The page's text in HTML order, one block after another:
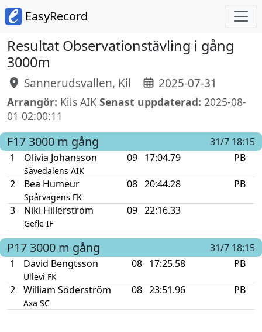
EasyRecord
Resultat Observationstävling i gång
3000m
Sannerudsvallen, Kil 2025-07-31
Arrangör: Kils AIK Senast uppdaterad: 2025-08-
01 02:00:11
F17 3000 m gång
31/7 18:15
1
Olivia Johansson
Sävedalens AIK
09 17:04.79 PB
2 Bea Humeur
Spårvägens FK
08 20:44.28 PB
3 Niki Hillerström
Gefle IF
09 22:16.33
P17 3000 m gång
31/7 18:15
1
David Bengtsson
Ullevi FK
08 17:25.58 PB
2 William Söderström
Axa SC
08 23:51.96 PB